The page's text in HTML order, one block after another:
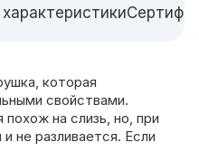
которая
свойствами.
на слизь, но, при
не разливается. Если